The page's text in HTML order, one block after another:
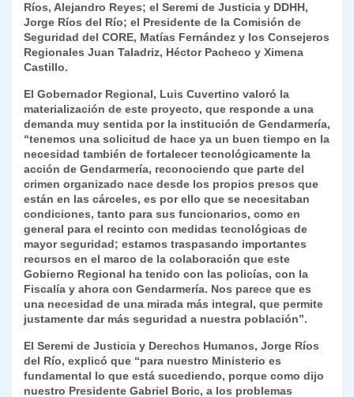
Ríos, Alejandro Reyes; el Seremi de Justicia y DDHH,
Jorge Ríos del Río; el Presidente de la Comisión de
Seguridad del CORE, Matías Fernández y los Consejeros
Regionales Juan Taladriz, Héctor Pacheco y Ximena
Castillo.
El Gobernador Regional, Luis Cuvertino valoró la
materialización de este proyecto, que responde a una
demanda muy sentida por la institución de Gendarmería,
“tenemos una solicitud de hace ya un buen tiempo en la
necesidad también de fortalecer tecnológicamente la
acción de Gendarmería, reconociendo que parte del
crimen organizado nace desde los propios presos que
están en las cárceles, es por ello que se necesitaban
condiciones, tanto para sus funcionarios, como en
general para el recinto con medidas tecnológicas de
mayor seguridad; estamos traspasando importantes
recursos en el marco de la colaboración que este
Gobierno Regional ha tenido con las policías, con la
Fiscalía y ahora con Gendarmería. Nos parece que es
una necesidad de una mirada más integral, que permite
justamente dar más seguridad a nuestra población”.
El Seremi de Justicia y Derechos Humanos, Jorge Ríos
del Río, explicó que “para nuestro Ministerio es
fundamental lo que está sucediendo, porque como dijo
nuestro Presidente Gabriel Boric, a los problemas